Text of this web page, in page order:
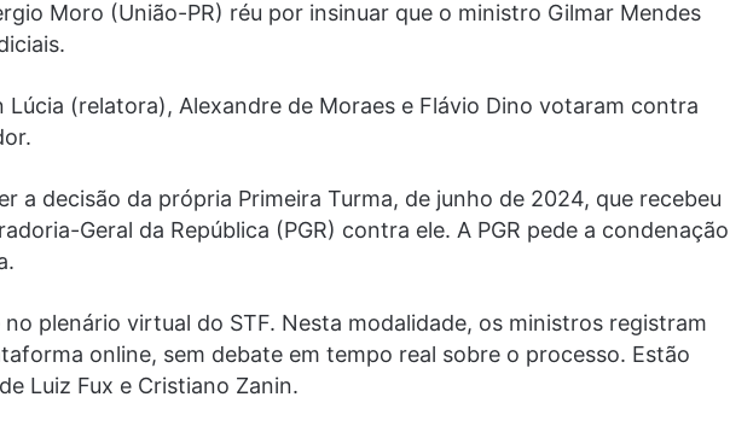
Moro (União-PR) réu por insinuar que o ministro Gilmar Mendes
Lúcia (relatora), Alexandre de Moraes e Flávio Dino votaram contra
a decisão da própria Primeira Turma, de junho de 2024, que recebeu
Geral da República (PGR) contra ele. A PGR pede a condenação
plenário virtual do STF. Nesta modalidade, os ministros registram
online, sem debate em tempo real sobre o processo. Estão
Luiz Fux e Cristiano Zanin.